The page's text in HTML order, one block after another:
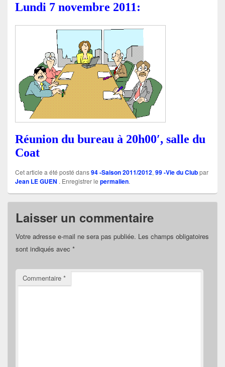
Lundi 7 novembre 2011:
Réunion du bureau à 20h00′, salle du
Coat
Cet article a été posté dans94 -Saison 2011/2012, 99 -Vie du Clubpar
Jean LE GUEN . Enregistrer le permalien.
Laisser un commentaire
Votre adresse e-mail ne sera pas publiée. Les champs obligatoires
sont indiqués avec *
Commentaire *